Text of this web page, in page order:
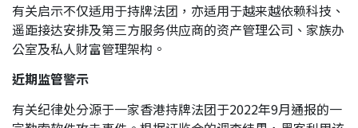
有关启示不仅适用于持牌法团，亦适用于越来越依赖科技、
遥距接达安排及第三方服务供应商的资产管理公司、家族办
公室及私人财富管理架构。
近期监管警示
有关纪律处分源于一家香港持牌法团于2022年9月通报的一